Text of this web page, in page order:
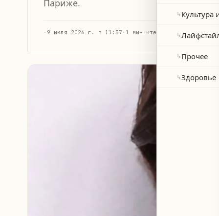
Париже.
· 9 июля 2026 г. в 11:57 · 1 мин чтения
↳Культура
↳
↳Прочее
↳Здоровье